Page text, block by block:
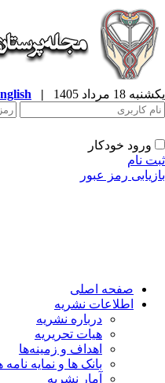
18 مرداد 1405 |
English
ورود خودکار
نام
رمز عبور
صفحه اصلی
اطلاعات نشریه
درباره نشریه
هیات تحریریه
اهداف و زمینه‌ها
بانک ها و نمایه نامه ها
آمار نشریه